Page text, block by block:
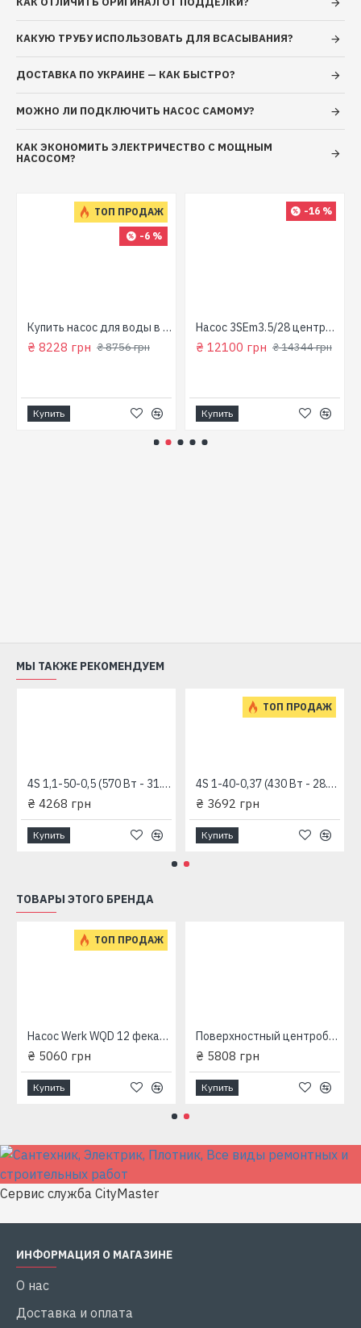
КАКУЮ ТРУБУ ИСПОЛЬЗОВАТЬ ДЛЯ ВСАСЫВАНИЯ?
ДОСТАВКА ПО УКРАИНЕ — КАК БЫСТРО?
МОЖНО ЛИ ПОДКЛЮЧИТЬ НАСОС САМОМУ?
КАК ЭКОНОМИТЬ ЭЛЕКТРИЧЕСТВО С МОЩНЫМ
НАСОСОМ?
ТОП ПРОДАЖ
-6 %
Купить насос для воды в колодец (800 Вт, напор: 43м, производит: 90 л/мин) GARDEN 1000-4-Robot "NPO"
₴ 8228 грн ₴ 8756 грн
Купить
-16 %
Насос 3SEm3.5/28 центробежный скважинный 1,5кВт Н107м 90л/мин Ø80мм Aquatica Dongyin 777395
₴ 12100 грн ₴ 14344 грн
Купить
МЫ ТАКЖЕ РЕКОМЕНДУЕМ
4S 1,1-50-0,5 (570 Вт - 31.6 л/мин - напор: 98 м) "RUDES" глубинный насос для скважин
₴ 4268 грн
Купить
ТОП ПРОДАЖ
4S 1-40-0,37 (430 Вт - 28.3 л/мин - напор: 92 м) "RUDES" глубинный насос для скважин
₴ 3692 грн
Купить
ТОВАРЫ ЭТОГО БРЕНДА
ТОП ПРОДАЖ
Насос Werk WQD 12 фекальный погружной с поплавком (2 кВт, напор: 14 м, производит: 300 л/мин)
₴ 5060 грн
Купить
Поверхностный центробежный насос JSWm 10M Werk (1.3 кВт, напор 54 м, 70 л/мин) (предоплата)
₴ 5808 грн
Купить
Сервис служба CityMaster
ИНФОРМАЦИЯ О МАГАЗИНЕ
О нас
Доставка и оплата